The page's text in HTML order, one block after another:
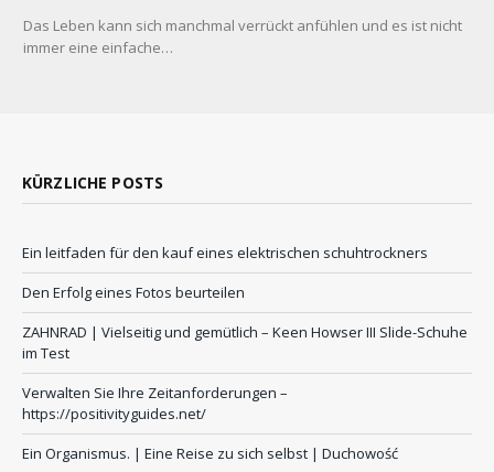
Das Leben kann sich manchmal verrückt anfühlen und es ist nicht
immer eine einfache…
KÜRZLICHE POSTS
Ein leitfaden für den kauf eines elektrischen schuhtrockners
Den Erfolg eines Fotos beurteilen
ZAHNRAD ​​| Vielseitig und gemütlich – Keen Howser III Slide-Schuhe
im Test
Verwalten Sie Ihre Zeitanforderungen –
https://positivityguides.net/
Ein Organismus. | Eine Reise zu sich selbst | Duchowość